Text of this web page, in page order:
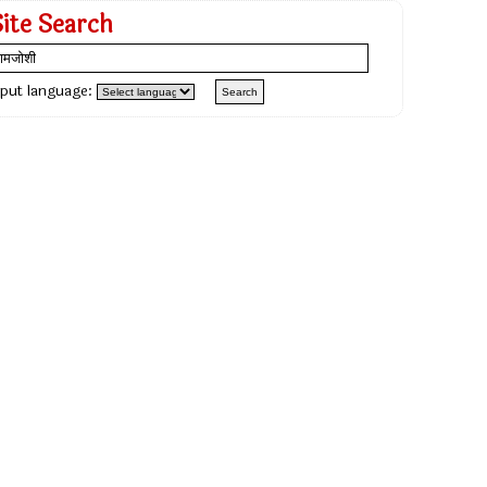
Search
language: